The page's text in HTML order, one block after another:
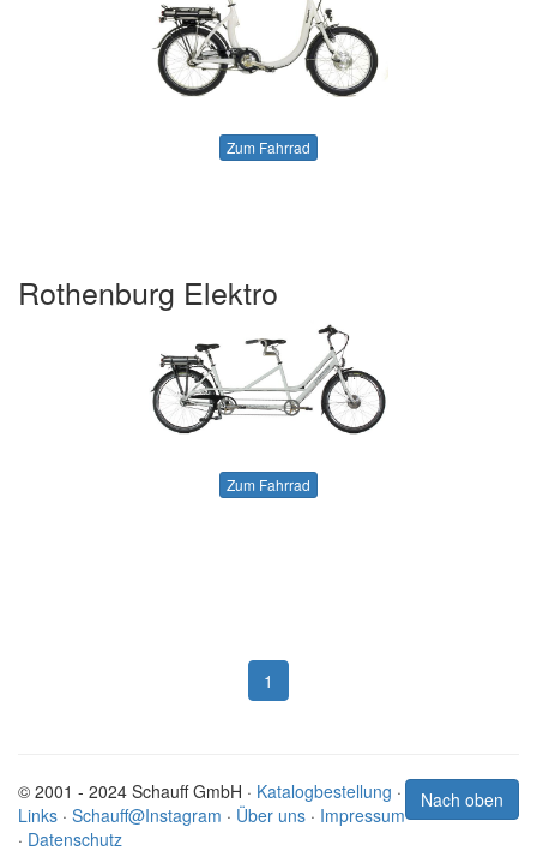
Zum Fahrrad
Rothenburg Elektro
Zum Fahrrad
1
Nach oben
© 2001 - 2024 Schauff GmbH · Katalogbestellung ·
Links · Schauff@Instagram · Über uns · Impressum
· Datenschutz